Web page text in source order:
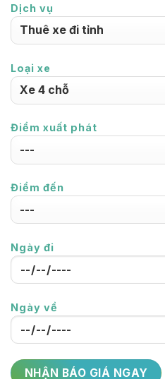
Dịch vụ
Loại xe
Điểm xuất phát
Điểm đến
Ngày đi
Ngày về